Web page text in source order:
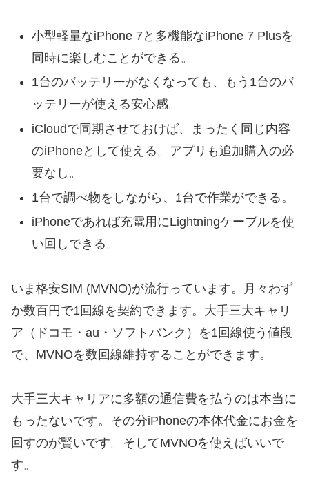
小型軽量なiPhone 7と多機能なiPhone 7 Plusを
同時に楽しむことができる。
1台のバッテリーがなくなっても、もう1台のバ
ッテリーが使える安心感。
iCloudで同期させておけば、まったく同じ内容
のiPhoneとして使える。アプリも追加購入の必
要なし。
1台で調べ物をしながら、1台で作業ができる。
iPhoneであれば充電用にLightningケーブルを使
い回しできる。
いま格安SIM (MVNO)が流行っています。月々わず
か数百円で1回線を契約できます。大手三大キャリ
ア（ドコモ・au・ソフトバンク）を1回線使う値段
で、MVNOを数回線維持することができます。
大手三大キャリアに多額の通信費を払うのは本当に
もったないです。その分iPhoneの本体代金にお金を
回すのが賢いです。そしてMVNOを使えばいいで
す。